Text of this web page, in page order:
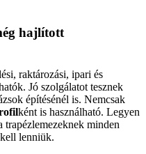
hajlított
raktározási, ipari és
Jó szolgálatot tesznek
építésénél is. Nemcsak
ként is használható. Legyen
minden
lenniük.